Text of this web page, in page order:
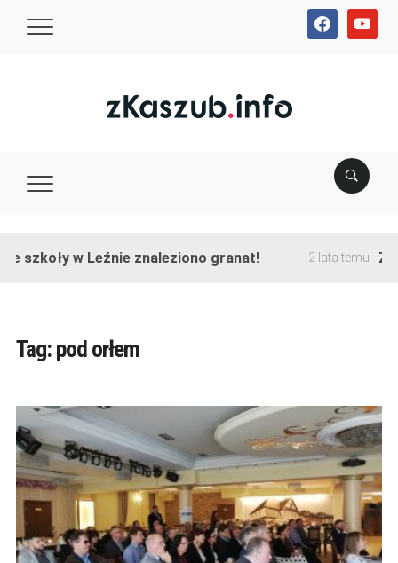
facebookyoutube
szkoły w Leźnie znaleziono granat! 2 lata temu
Tag: pod orłem